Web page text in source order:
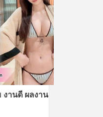
งานดี ผลงาน